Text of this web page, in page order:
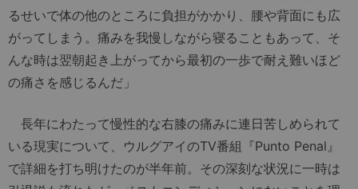
るせいで体の他のところに負担がかかり、腰や背面にも広
がってしまう。痛みを我慢しながら寝ることもあって、そ
んな時は翌朝起き上がってから最初の一歩で耐え難いほど
の痛さを感じるんだ」
長年にわたって慢性的な右膝の痛みに連日苦しめられて
いる現実について、ウルグアイのTV番組『Punto Penal』
で詳細を打ち明けたのが半年前。その深刻な状況に一時は